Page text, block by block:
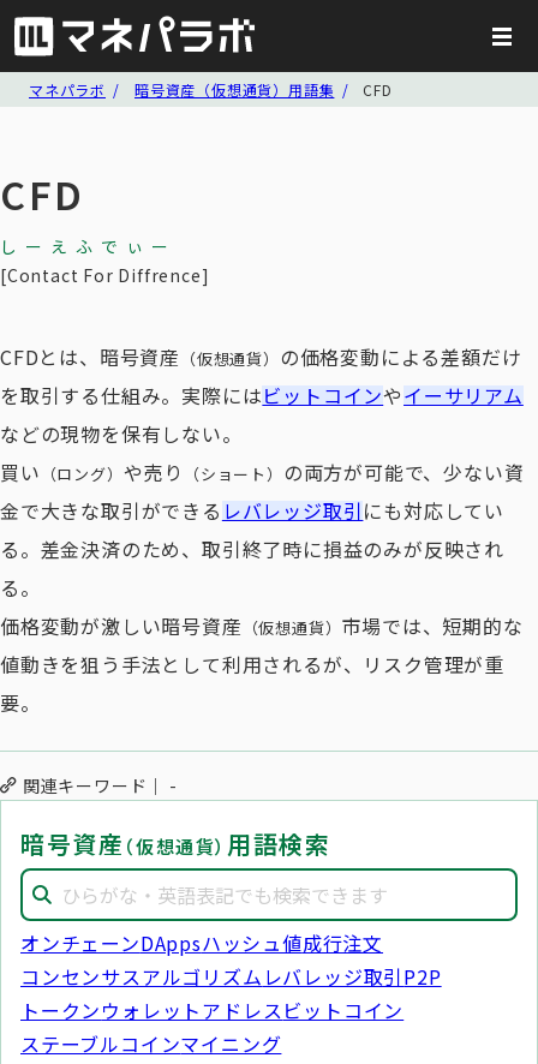
マネパラボ 暗号資産（仮想通貨）用語集 CFD
CFD
しーえふでぃー
Contact For Diffrence
CFDとは、暗号資産 （仮想通貨） の価格変動による差額だけ
を取引する仕組み。実際にはビットコインやイーサリアム
などの現物を保有しない。
買い （ロング） や売り （ショート） の両方が可能で、少ない資
金で大きな取引ができるレバレッジ取引にも対応してい
る。差金決済のため、取引終了時に損益のみが反映され
る。
価格変動が激しい暗号資産 （仮想通貨） 市場では、短期的な
値動きを狙う手法として利用されるが、リスク管理が重
要。
関連キーワード -
暗号資産 （仮想通貨） 用語検索
オンチェーンDAppsハッシュ値成行注文
コンセンサスアルゴリズム レバレッジ取引P2P
トークンウォレットアドレスビットコイン
ステーブルコインマイニング